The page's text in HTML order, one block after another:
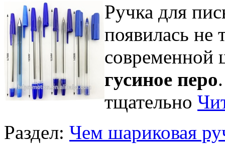
Ручка для
появилась не
современной
гусиное перо
тщательно
Раздел: Чем шариковая